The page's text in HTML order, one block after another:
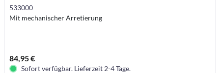
533000
Mit mechanischer Arretierung
84,95 €
Sofort verfügbar. Lieferzeit 2-4 Tage.